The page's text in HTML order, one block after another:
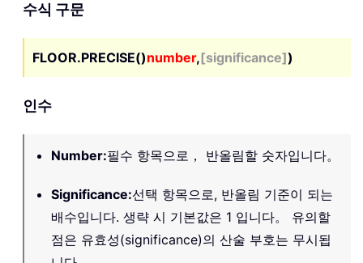
수식 구문
FLOOR.PRECISE()number,[significance])
인수
Number:필수 항목으로， 반올림할 숫자입니다。
Significance:선택 항목으로, 반올림 기준이 되는
배수입니다. 생략 시 기본값은 1 입니다。 유의할
점은 유효성(significance)의 산술 부호는 무시됩